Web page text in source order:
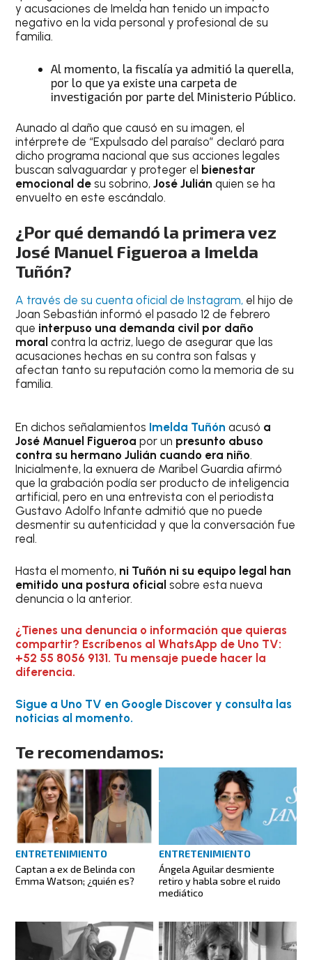
y acusaciones de Imelda han tenido un impacto
negativo en la vida personal y profesional de su
familia.
Al momento, la fiscalía ya admitió la querella,
por lo que ya existe una carpeta de
investigación por parte del Ministerio Público.
Aunado al daño que causó en su imagen, el
intérprete de “Expulsado del paraíso” declaró para
dicho programa nacional que sus acciones legales
buscan salvaguardar y proteger el bienestar
emocional desu sobrino,José Julián quien se ha
envuelto en este escándalo.
¿Por qué demandó la primera vez
José Manuel Figueroa a Imelda
Tuñón?
A través de su cuenta oficial de Instagram, el hijo de
Joan Sebastián informó el pasado 12 de febrero
que interpuso una demanda civil por daño
moral contra la actriz, luego de asegurar que las
acusaciones hechas en su contra son falsas y
afectan tanto su reputación como la memoria de su
familia.
En dichos señalamientos Imelda Tuñón acusó a
José Manuel Figueroa por un presunto abuso
contra su hermano Julián cuando era niño.
Inicialmente, la exnuera de Maribel Guardia afirmó
que la grabación podía ser producto de inteligencia
artificial, pero en una entrevista con el periodista
Gustavo Adolfo Infante admitió que no puede
desmentir su autenticidad y que la conversación fue
real.
Hasta el momento, ni Tuñón ni su equipo legal han
emitido una postura oficialsobre esta nueva
denuncia o la anterior.
¿Tienes una denuncia o información que quieras
compartir? Escríbenos al WhatsApp de Uno TV:
+52 55 8056 9131. Tu mensaje puede hacer la
diferencia.
Sigue a Uno TV en Google Discover y consulta las
noticias al momento.
Te recomendamos:
ENTRETENIMIENTO
Captan a ex de Belinda con
Emma Watson; ¿quién es?
ENTRETENIMIENTO
Ángela Aguilar desmiente
retiro y habla sobre el ruido
mediático